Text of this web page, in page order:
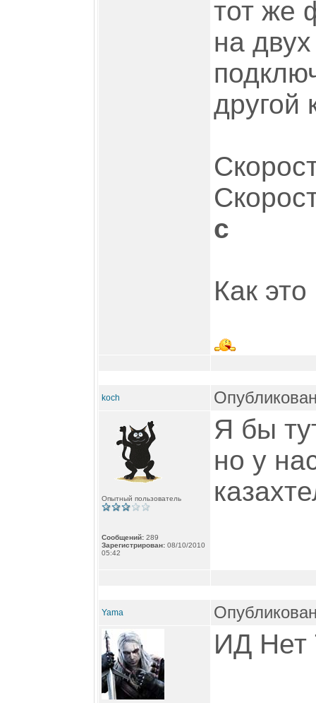
тот же
на
другой
с
Как
koch
Опытный пользователь
Сообщений: 289
Зарегистрирован: 08/10/2010
05:42
Я бы
но у
Yama
ИД Нет